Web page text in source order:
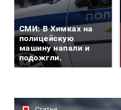
СМИ: В Химках на
полицейскую
машину напали и
подожгли.